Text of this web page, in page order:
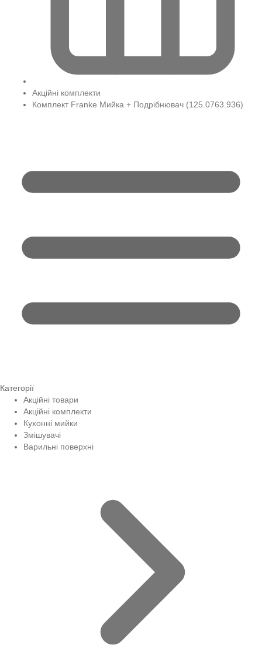
Акційні комплекти
Комплект Franke Мийка + Подрібнювач (125.0763.936)
Категорії
Акційні товари
Акційні комплекти
Кухонні мийки
Змішувачі
Варильні поверхні